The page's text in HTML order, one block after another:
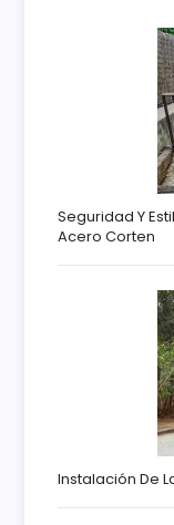
Seguridad Y
Acero Corten
Instalación De